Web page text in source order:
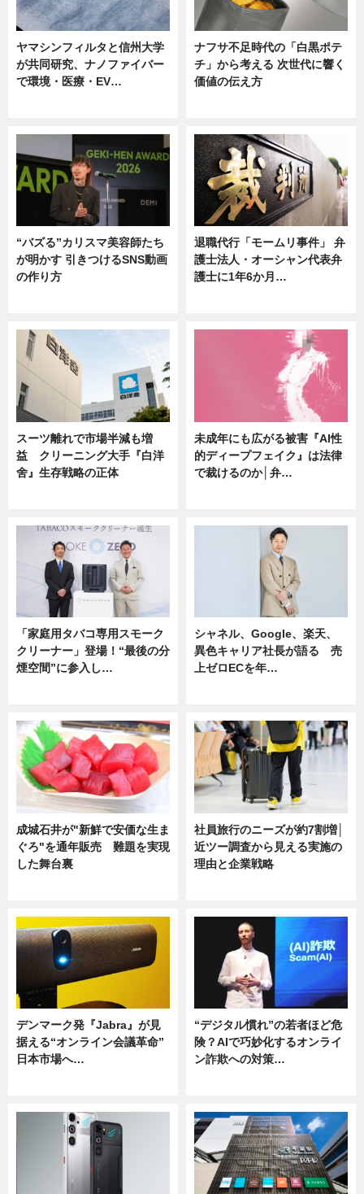
ヤマシンフィルタと信州大学
が共同研究、ナノファイバー
で環境・医療・EV…
ナフサ不足時代の「白黒ポテ
チ」から考える 次世代に響く
価値の伝え方
“バズる”カリスマ美容師たち
が明かす 引きつけるSNS動画
の作り方
退職代行「モームリ事件」 弁
護士法人・オーシャン代表弁
護士に1年6か月…
スーツ離れで市場半減も増
益 クリーニング大手『白洋
舍』生存戦略の正体
未成年にも広がる被害『AI性
的ディープフェイク』は法律
で裁けるのか│弁…
「家庭用タバコ専用スモーク
クリーナー」登場！“最後の分
煙空間”に参入し…
シャネル、Google、楽天、
異色キャリア社長が語る 売
上ゼロECを年…
成城石井が"新鮮で安価な生ま
ぐろ"を通年販売 難題を実現
した舞台裏
社員旅行のニーズが約7割増│
近ツー調査から見える実施の
理由と企業戦略
デンマーク発『Jabra』が見
据える“オンライン会議革命”
日本市場へ…
“デジタル慣れ”の若者ほど危
険？AIで巧妙化するオンライ
ン詐欺への対策…